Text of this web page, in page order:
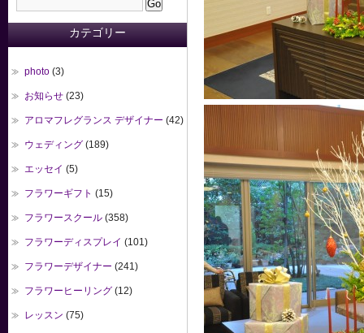
カテゴリー
photo (3)
お知らせ (23)
アロマフレグランス デザイナー (42)
ウェディング (189)
エッセイ (5)
フラワーギフト (15)
フラワースクール (358)
フラワーディスプレイ (101)
フラワーデザイナー (241)
フラワーヒーリング (12)
レッスン (75)